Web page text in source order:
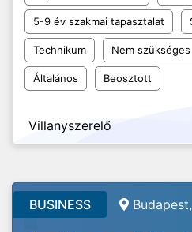
5-9 év szakmai tapasztalat
Technikum Nem
Általános Beosztott
Villanyszerelő
BUSINESS